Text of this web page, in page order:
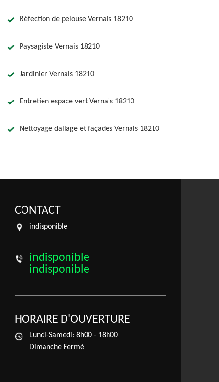
Réfection de pelouse Vernais 18210
Paysagiste Vernais 18210
Jardinier Vernais 18210
Entretien espace vert Vernais 18210
Nettoyage dallage et façades Vernais 18210
CONTACT
indisponible
indisponible
indisponible
HORAIRE D'OUVERTURE
Lundi-Samedi: 8h00 - 18h00
Dimanche Fermé